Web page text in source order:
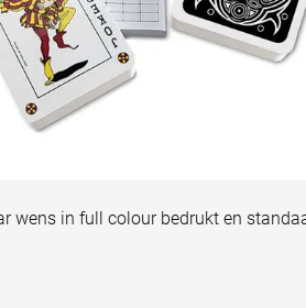
wens in full colour bedrukt en